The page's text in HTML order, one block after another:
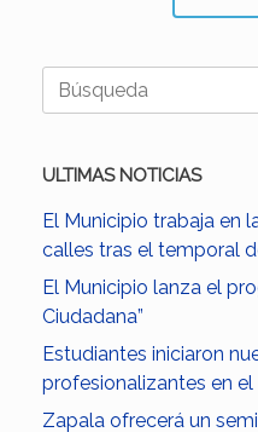
Buscar:
ULTIMAS NOTICIAS
El Municipio trabaja en
calles tras el temporal
El Municipio lanza el
Ciudadana”
Estudiantes iniciaron
profesionalizantes en el
Zapala ofrecerá un